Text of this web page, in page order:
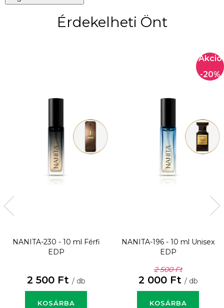
Érdekelheti Önt
NANITA-230 - 10 ml
Férfi
EDP
2 500 Ft / db
KOSÁRBA
-20%
NANITA-196 - 10 ml Unisex
EDP
2 500 Ft
2 000 Ft / db
KOSÁRBA